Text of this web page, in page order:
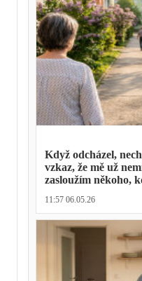
Když odcházel,
vzkaz, že mě už
zasloužím někoho,
mohl přijít na
druhá ho vyhodila
svátky
11:57 06.05.26